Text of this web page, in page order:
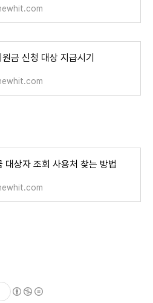
금 신청 대상 지급시기
대상자 조회 사용처 찾는 방법